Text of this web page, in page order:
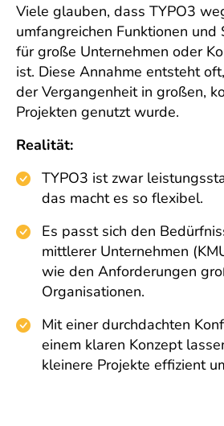
Viele glauben, dass TYPO3
umfangreichen Funktionen und
für große Unternehmen oder
ist. Diese Annahme entsteht
der Vergangenheit in großen,
Projekten genutzt wurde.
Realität:
TYPO3 ist zwar
das macht es so flexibel.
Es passt sich den
mittlerer Unternehmen
wie den Anforderungen
Organisationen.
Mit einer durchdachten
einem klaren Konzept
kleinere Projekte effizient